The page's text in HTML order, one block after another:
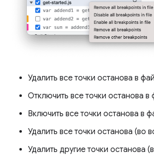
Удалить все точки останова в
Отключить все точки останова в
Включить все точки останова в
Удалить все точки останова (во
Удалить другие точки останова